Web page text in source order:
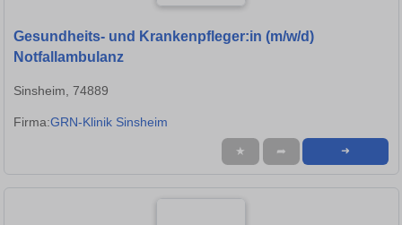
Gesundheits- und Krankenpfleger:in (m/w/d)
Notfallambulanz
Sinsheim, 74889
Firma:GRN-Klinik Sinsheim
★ ➦ ➜